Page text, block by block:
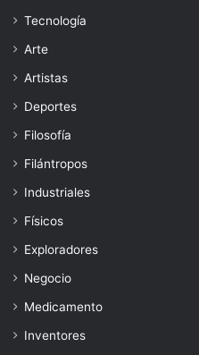
Tecnología
Arte
Artistas
Deportes
Filosofía
Filántropos
Industriales
Físicos
Exploradores
Negocio
Medicamento
Inventores